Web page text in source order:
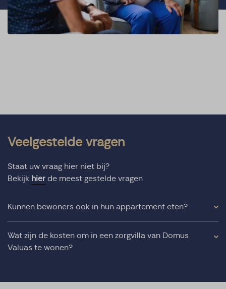
Veelgestelde vragen
Staat uw vraag hier niet bij?
Bekijk hier de meest gestelde vragen
Kunnen bewoners ook in hun appartement eten?
Wat zijn de kosten om in een zorgvilla van Domus
Valuas te wonen?